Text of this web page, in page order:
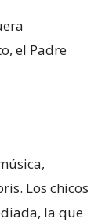
el Padre
Los chicos
la que